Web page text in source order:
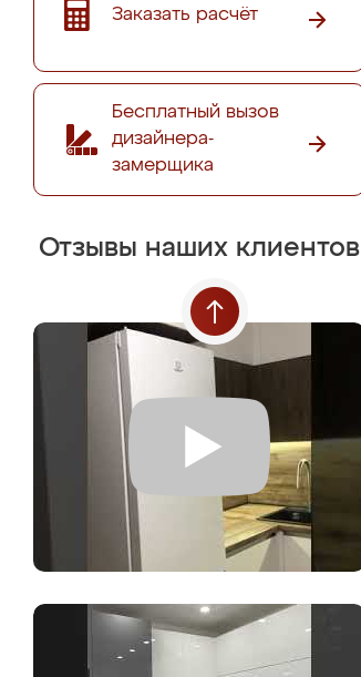
Заказать расчёт
Бесплатный вызов
дизайнера-
замерщика
Отзывы наших клиентов